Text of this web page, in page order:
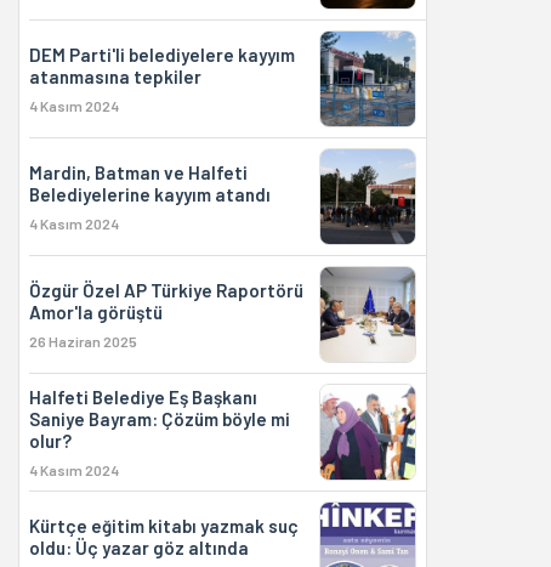
DEM Parti'li belediyelere kayyım
atanmasına tepkiler
4 Kasım 2024
Mardin, Batman ve Halfeti
Belediyelerine kayyım atandı
4 Kasım 2024
Özgür Özel AP Türkiye Raportörü
Amor'la görüştü
26 Haziran 2025
Halfeti Belediye Eş Başkanı
Saniye Bayram: Çözüm böyle mi
olur?
4 Kasım 2024
Kürtçe eğitim kitabı yazmak suç
oldu: Üç yazar göz altında